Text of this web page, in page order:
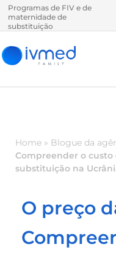
Programas de FIV e de
maternidade de
substituição
Home » Blogue da
Compreender o
substituição na
O preço